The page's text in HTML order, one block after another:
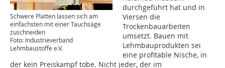
Schwere Platten lassen sich am
einfachsten mit einer Tauchsäge
zuschneiden
Foto: Industrieverband
Lehmbaustoffe e.V.
durchgeführt hat und in
Viersen die
Trockenbauarbeiten
umsetzt. Bauen mit
Lehmbauprodukten sei
eine profitable Nische, in
der kein Preiskampf tobe. Nicht jeder, der im